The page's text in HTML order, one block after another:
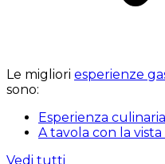
Le migliori esperienze
sono:
Esperienza
A tavola con la
Vedi tutti